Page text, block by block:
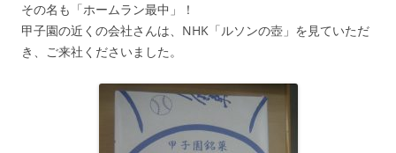
その名も「ホームラン最中」！
甲子園の近くの会社さんは、NHK「ルソンの壺」を見ていただ
き、ご来社くださいました。